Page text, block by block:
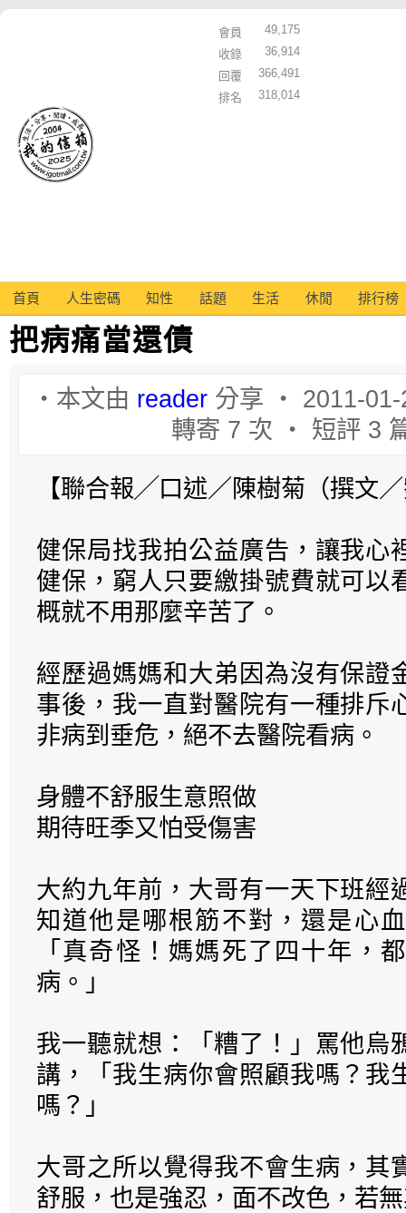
會員
49,175
收錄
36,914
回覆
366,491
排名
318,014
首頁 人生密碼 知性 話題 生活 休閒 排行榜
把病痛當還債
‧本文由 reader 分享 ‧ 2011-
轉寄 7 次 ‧ 短評 3
【聯合報╱口述／陳樹菊（撰文
健保局找我拍公益廣告，讓我心
健保，窮人只要繳掛號費就可以
概就不用那麼辛苦了。
經歷過媽媽和大弟因為沒有保證
事後，我一直對醫院有一種排斥
非病到垂危，絕不去醫院看病。
身體不舒服生意照做
期待旺季又怕受傷害
大約九年前，大哥有一天下班經
知道他是哪根筋不對，還是心
「真奇怪！媽媽死了四十年，
病。」
我一聽就想：「糟了！」罵他烏
講，「我生病你會照顧我嗎？我
嗎？」
大哥之所以覺得我不會生病，其
舒服，也是強忍，面不改色，若